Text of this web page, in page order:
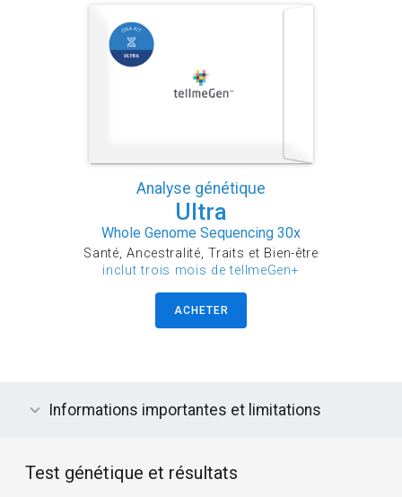
Analyse génétique
Ultra
Whole Genome Sequencing 30x
Santé, Ancestralité, Traits et Bien-être
inclut trois mois de tellmeGen+
ACHETER
Informations importantes et limitations
Test génétique et résultats